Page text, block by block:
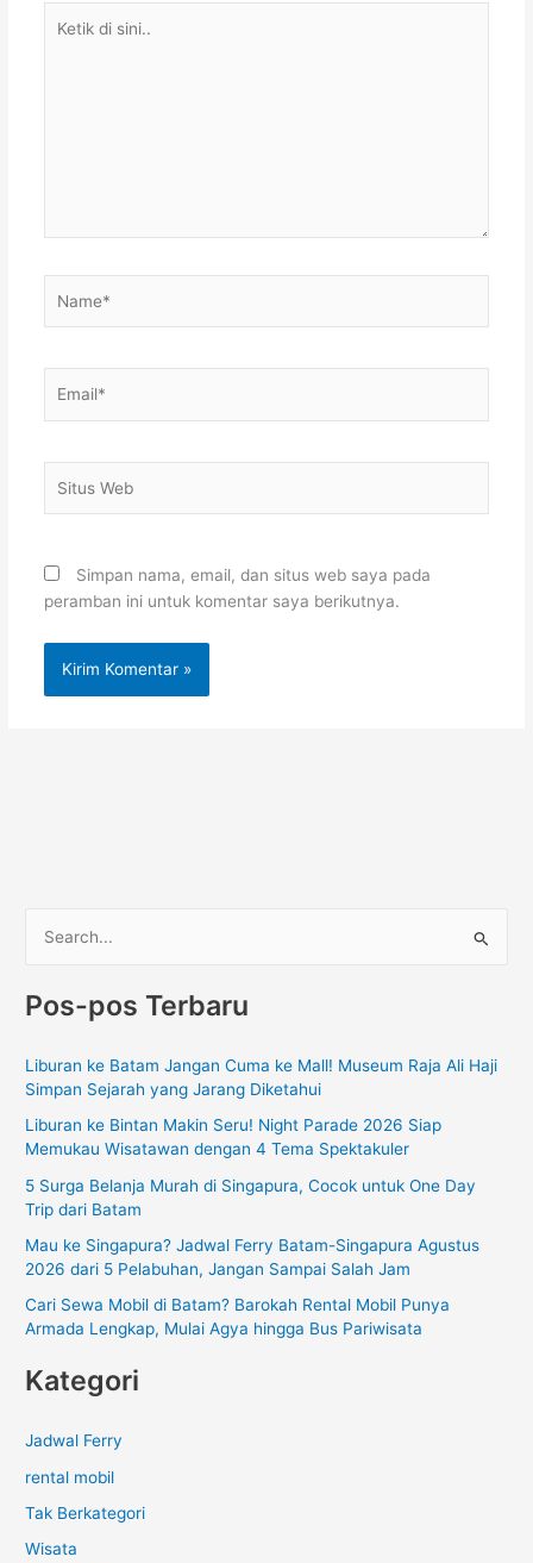
Web
Simpan nama, email, dan situs web saya pada
peramban ini untuk komentar saya berikutnya.
r
u
n
t
Pos-pos Terbaru
Liburan ke Batam Jangan Cuma ke Mall! Museum Raja Ali Haji
Simpan Sejarah yang Jarang Diketahui
Liburan ke Bintan Makin Seru! Night Parade 2026 Siap
Memukau Wisatawan dengan 4 Tema Spektakuler
5 Surga Belanja Murah di Singapura, Cocok untuk One Day
Trip dari Batam
Mau ke Singapura? Jadwal Ferry Batam-Singapura Agustus
2026 dari 5 Pelabuhan, Jangan Sampai Salah Jam
Cari Sewa Mobil di Batam? Barokah Rental Mobil Punya
Armada Lengkap, Mulai Agya hingga Bus Pariwisata
Kategori
Jadwal Ferry
rental mobil
Tak Berkategori
Wisata